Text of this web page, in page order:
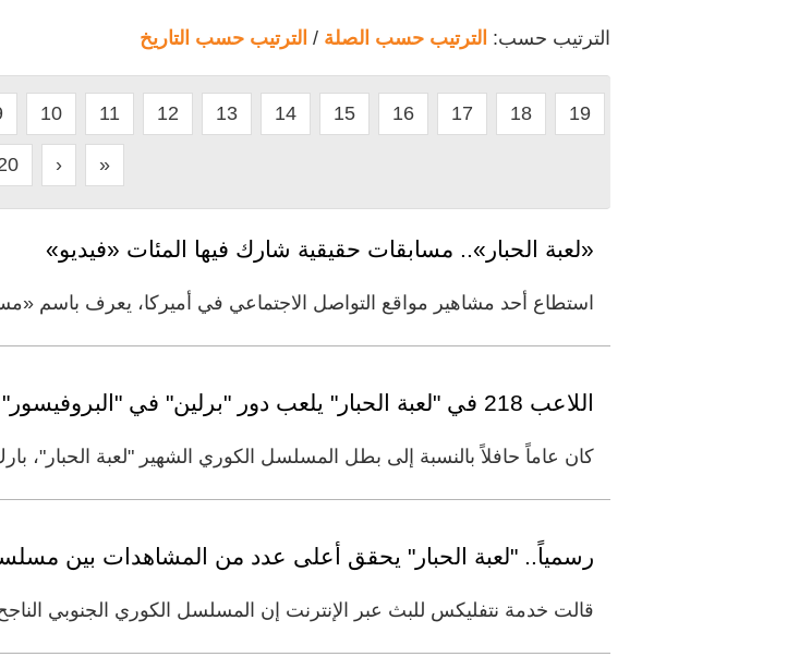
الترتيب حسب: الترتيب حسب الصلة / الترتيب حسب التاريخ
10 11 12 13 14 15 16 17 18 19
› »
«لعبة الحبار».. مسابقات حقيقية شارك فيها المئات «فيديو»
استطاع أحد مشاهير مواقع التواصل الاجتماعي في أميركا، يعرف باسم
اللاعب 218 في "لعبة الحبار" يلعب دور "برلين" في "البروفيسور" الكوري !
كان عاماً حافلاً بالنسبة إلى بطل المسلسل الكوري الشهير "لعبة
رسمياً.. "لعبة الحبار" يحقق أعلى عدد من المشاهدات بين
قالت خدمة نتفليكس للبث عبر الإنترنت إن المسلسل الكوري الجنوبي